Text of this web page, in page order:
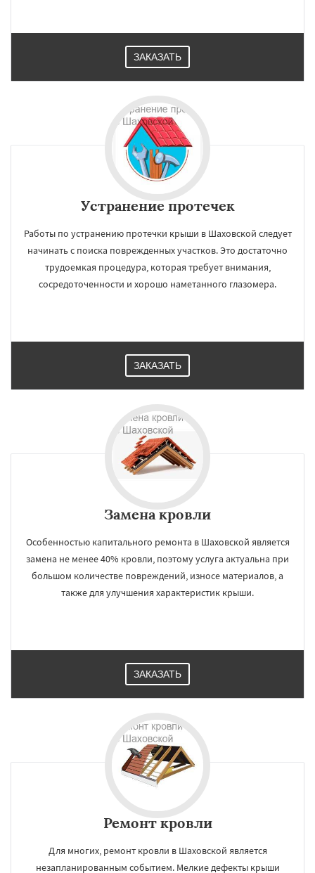
Работаем по
ЗАКАЗАТЬ
Устранение протечек
Работы по устранению протечки крыши в Шаховской следует
начинать с поиска поврежденных участков. Это достаточно
трудоемкая процедура, которая требует внимания,
сосредоточенности и хорошо наметанного глазомера.
ЗАКАЗАТЬ
Замена кровли
Особенностью капитального ремонта в Шаховской является
замена не менее 40% кровли, поэтому услуга актуальна при
большом количестве повреждений, износе материалов, а
также для улучшения характеристик крыши.
ЗАКАЗАТЬ
Ремонт кровли
Для многих, ремонт кровли в Шаховской является
незапланированным событием. Мелкие дефекты крыши
УЗНАТЬ ПОДРОБНЕЕ
Даю согласие на обработку персональных данных